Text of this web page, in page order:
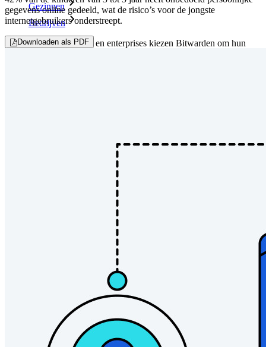
Gezinnen
Bedrijven
Talloze bedrijven en enterprises kiezen Bitwarden om hun
End-to-end encryptie voor secrets management voor
development-, DevOps- en IT-teams.
Passwordless.dev en passkeys
Ontgrendel passkey-functionaliteiten en meer met slechts
Developer-documentatie
NieuwAccess Intelligence
gegevens online gedeeld, wat de risico’s voor de jongste
internetgebruikers onderstreept.
Downloaden als PDF